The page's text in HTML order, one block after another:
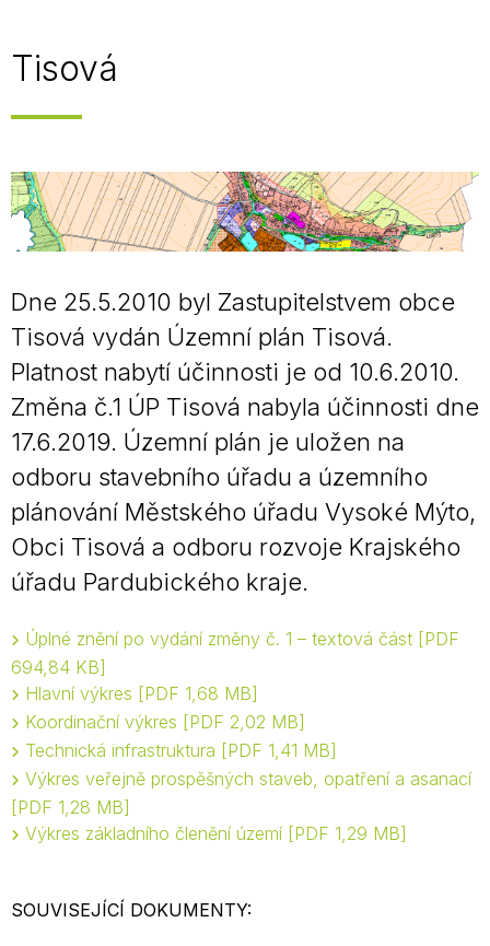
Tisová
Dne 25.5.2010 byl Zastupitelstvem obce
Tisová vydán Územní plán Tisová.
Platnost nabytí účinnosti je od 10.6.2010.
Změna č.1 ÚP Tisová nabyla účinnosti dne
17.6.2019. Územní plán je uložen na
odboru stavebního úřadu a územního
plánování Městského úřadu Vysoké Mýto,
Obci Tisová a odboru rozvoje Krajského
úřadu Pardubického kraje.
Úplné znění po vydání změny č. 1 – textová část PDF
694,84 KB
Hlavní výkres
PDF 1,68 MB
Koordinační výkres
PDF 2,02 MB
Technická infrastruktura
PDF 1,41 MB
Výkres veřejně prospěšných staveb, opatření a asanací
PDF 1,28 MB
Výkres základního členění území PDF 1,29 MB
SOUVISEJÍCÍ DOKUMENTY: